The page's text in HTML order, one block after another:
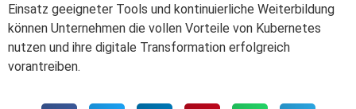
Einsatz geeigneter Tools und kontinuierliche Weiterbildung
können Unternehmen die vollen Vorteile von Kubernetes
nutzen und ihre digitale Transformation erfolgreich
vorantreiben.